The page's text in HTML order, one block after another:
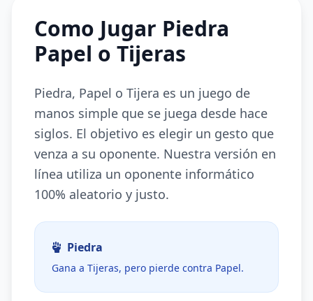
Como Jugar Piedra
Papel o Tijeras
Piedra, Papel o Tijera es un juego de
manos simple que se juega desde hace
siglos. El objetivo es elegir un gesto que
venza a su oponente. Nuestra versión en
línea utiliza un oponente informático
100% aleatorio y justo.
Piedra
Gana a Tijeras, pero pierde contra Papel.